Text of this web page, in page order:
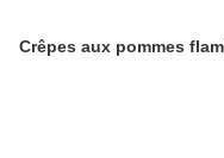
Crêpes aux pommes